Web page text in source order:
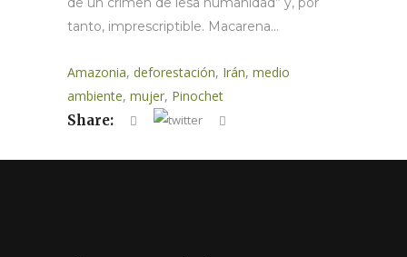
tanto, imprescriptible. Macarena...
Amazonia, deforestación, Irán, medio
ambiente, mujer, Pinochet
Share: